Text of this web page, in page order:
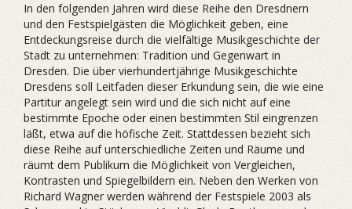
In den folgenden Jahren wird diese Reihe den Dresdnern
und den Festspielgästen die Möglichkeit geben, eine
Entdeckungsreise durch die vielfältige Musikgeschichte der
Stadt zu unternehmen: Tradition und Gegenwart in
Dresden. Die über vierhundertjährige Musikgeschichte
Dresdens soll Leitfaden dieser Erkundung sein, die wie eine
Partitur angelegt sein wird und die sich nicht auf eine
bestimmte Epoche oder einen bestimmten Stil eingrenzen
läßt, etwa auf die höfische Zeit. Stattdessen bezieht sich
diese Reihe auf unterschiedliche Zeiten und Räume und
räumt dem Publikum die Möglichkeit von Vergleichen,
Kontrasten und Spiegelbildern ein. Neben den Werken von
Richard Wagner werden während der Festspiele 2003 als